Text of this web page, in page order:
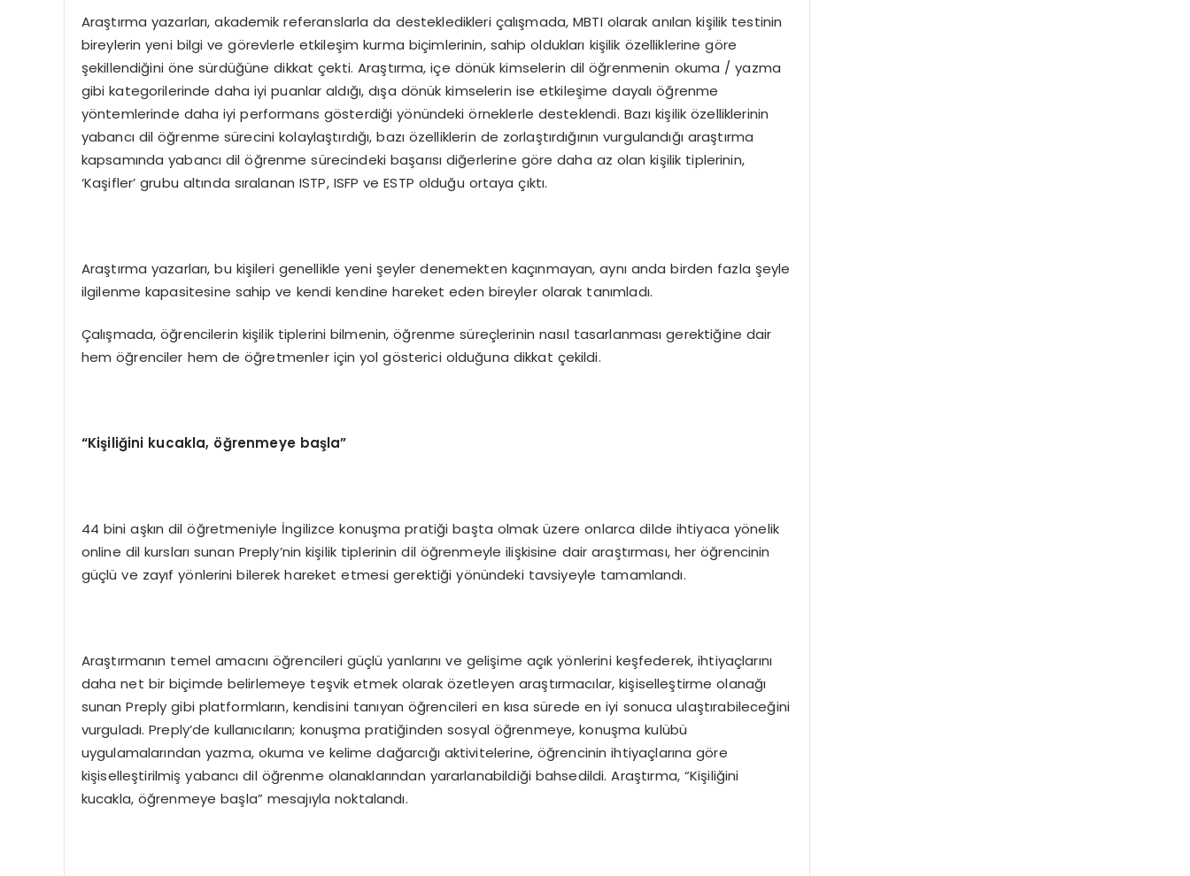
Araştırma yazarları, akademik referanslarla da destekledikleri çalışmada, MBTI olarak anılan kişilik testinin
bireylerin yeni bilgi ve görevlerle etkileşim kurma biçimlerinin, sahip oldukları kişilik özelliklerine göre
şekillendiğini öne sürdüğüne dikkat çekti. Araştırma, içe dönük kimselerin dil öğrenmenin okuma / yazma
gibi kategorilerinde daha iyi puanlar aldığı, dışa dönük kimselerin ise etkileşime dayalı öğrenme
yöntemlerinde daha iyi performans gösterdiği yönündeki örneklerle desteklendi. Bazı kişilik özelliklerinin
yabancı dil öğrenme sürecini kolaylaştırdığı, bazı özelliklerin de zorlaştırdığının vurgulandığı araştırma
kapsamında yabancı dil öğrenme sürecindeki başarısı diğerlerine göre daha az olan kişilik tiplerinin,
‘Kaşifler’ grubu altında sıralanan ISTP, ISFP ve ESTP olduğu ortaya çıktı.
Araştırma yazarları, bu kişileri genellikle yeni şeyler denemekten kaçınmayan, aynı anda birden fazla şeyle
ilgilenme kapasitesine sahip ve kendi kendine hareket eden bireyler olarak tanımladı.
Çalışmada, öğrencilerin kişilik tiplerini bilmenin, öğrenme süreçlerinin nasıl tasarlanması gerektiğine dair
hem öğrenciler hem de öğretmenler için yol gösterici olduğuna dikkat çekildi.
“Kişiliğini kucakla, öğrenmeye başla”
44 bini aşkın dil öğretmeniyle İngilizce konuşma pratiği başta olmak üzere onlarca dilde ihtiyaca yönelik
online dil kursları sunan Preply’nin kişilik tiplerinin dil öğrenmeyle ilişkisine dair araştırması, her öğrencinin
güçlü ve zayıf yönlerini bilerek hareket etmesi gerektiği yönündeki tavsiyeyle tamamlandı.
Araştırmanın temel amacını öğrencileri güçlü yanlarını ve gelişime açık yönlerini keşfederek, ihtiyaçlarını
daha net bir biçimde belirlemeye teşvik etmek olarak özetleyen araştırmacılar, kişiselleştirme olanağı
sunan Preply gibi platformların, kendisini tanıyan öğrencileri en kısa sürede en iyi sonuca ulaştırabileceğini
vurguladı. Preply’de kullanıcıların; konuşma pratiğinden sosyal öğrenmeye, konuşma kulübü
uygulamalarından yazma, okuma ve kelime dağarcığı aktivitelerine, öğrencinin ihtiyaçlarına göre
kişiselleştirilmiş yabancı dil öğrenme olanaklarından yararlanabildiği bahsedildi. Araştırma, “Kişiliğini
kucakla, öğrenmeye başla” mesajıyla noktalandı.